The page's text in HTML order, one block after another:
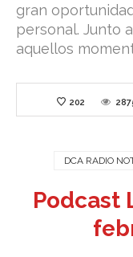
gran
personal. Junto
aquellos
202
DCA RADIO
Podcast